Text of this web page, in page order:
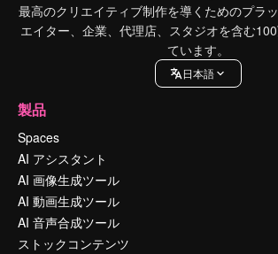
最高のクリエイティブ制作を導くためのプラ
エイター、企業、代理店、スタジオを含む
ています。
日本語
製品
Spaces
AI アシスタント
AI 画像生成ツール
AI 動画生成ツール
AI 音声合成ツール
ストックコンテンツ